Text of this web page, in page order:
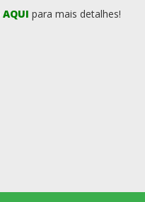
AQUI para mais detalhes!